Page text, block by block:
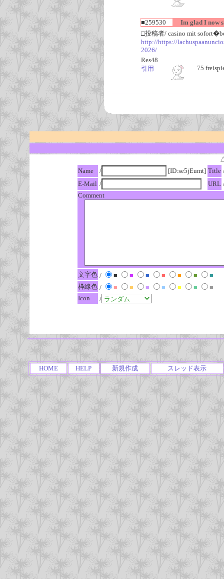
■259530
Im glad I now
□投稿者/ casino mit
http://https://
2026/
Res48
引用
75
Name
/ [ID:se5jEumt] Title
E-Mail / URL
Comment
文字色 / ■ ■ ■ ■ ■ ■
■
枠線色 / ■ ■ ■ ■ ■ ■
■
Icon
/
HOME HELP 新規作成 スレッド表示